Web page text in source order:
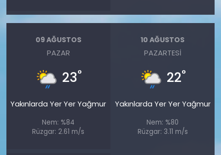
09 AĞUSTOS
PAZAR
23°
Yakınlarda Yer Yer Yağmur
Nem: %84
Rüzgar: 2.61 m/s
10 AĞUSTOS
PAZARTESI
22°
Yakınlarda Yer Yer Yağmur
Nem: %80
Rüzgar: 3.11 m/s